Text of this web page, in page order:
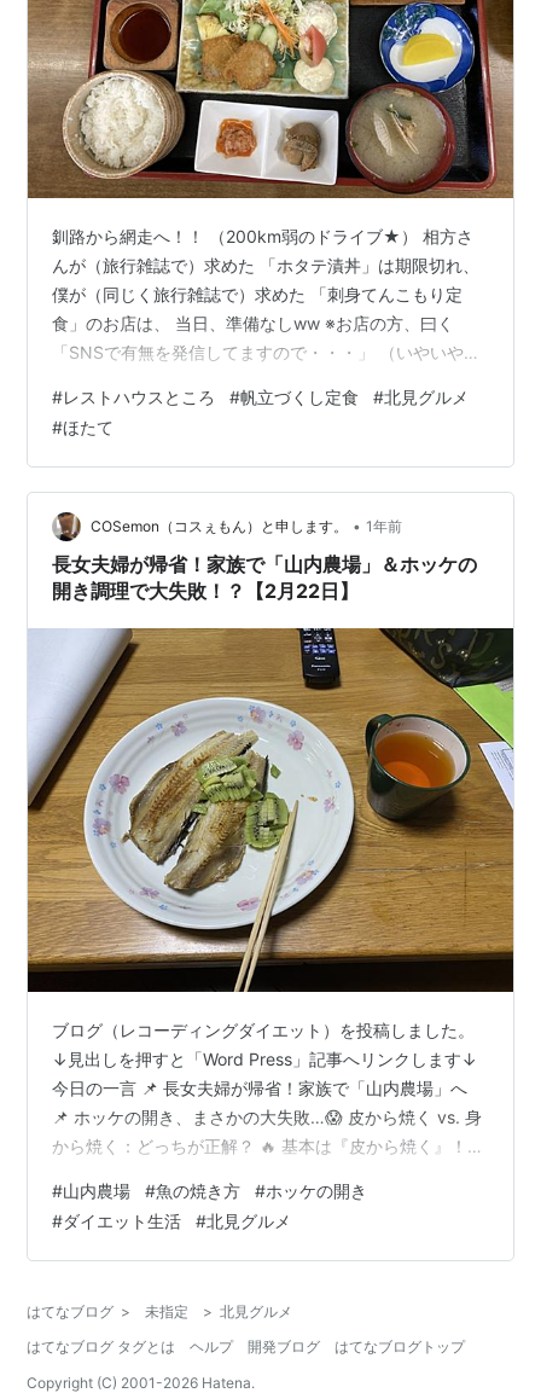
釧路から網走へ！！ （200km弱のドライブ★） 相方さ
んが（旅行雑誌で）求めた 「ホタテ漬丼」は期限切れ、
僕が（同じく旅行雑誌で）求めた 「刺身てんこもり定
食」のお店は、 当日、準備なしww ※お店の方、曰く
「SNSで有無を発信してますので・・・」 （いやいや、
訪れたのが 「レストハウスところ」 名物は「帆立づくし
定食」！！ いいお値段します！ （2,750円） 大人２人で
１つの注文は野暮につき、 何か１つ、追加しませう。 →
お好み寿司の「帆立」★ セルフサービスのお茶などを 準
備した後、 いよいよご対面！！ 名物「帆立づくし定食」
…
#レストハウスところ #帆立づくし定食 #北見グルメ
#ほたて
COSemon（コスぇもん）と申します。 • 1年前
長女夫婦が帰省！家族で「山内農場」＆ホッケの
開き調理で大失敗！？【2月22日】
ブログ（レコーディングダイエット）を投稿しました。
↓見出しを押すと「Word Press」記事へリンクします↓
今日の一言 📌 長女夫婦が帰省！家族で「山内農場」へ
📌 ホッケの開き、まさかの大失敗…😱 皮から焼く vs. 身
から焼く：どっちが正解？ 🔥 基本は『皮から焼く』！
🔥 ホッケは「身から焼く」べし！ 焼いている途中に大失
敗！😱 60代、オジサンの家計簿 レコーディングダイエ
ット 今朝の体重と体脂肪率 昨日の摂取カロリー 体重推
取カロリーと消費カロリーの収支 体重推移とカロリー
計…
#山内農場 #魚の焼き方 #ホッケの開き
#ダイエット生活 #北見グルメ
はてなブログ > 未指定 > 北見グルメ
はてなブログ タグとは
ヘルプ 開発ブログ
はてなブログトップ
Copyright (C) 2001-2026 Hatena.